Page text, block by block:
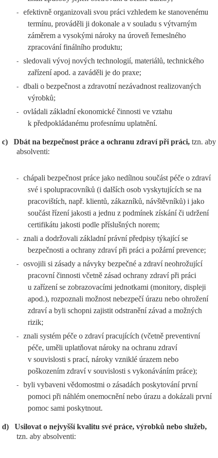
-
efektivně organizovali svou práci vzhledem ke stanovenému
termínu, prováděli ji dokonale a v souladu s výtvarným
záměrem a vysokými nároky na úroveň řemeslného
zpracování finálního produktu;
-
sledovali vývoj nových technologií, materiálů, technického
zařízení apod. a zaváděli je do praxe;
-
dbali o bezpečnost a zdravotní nezávadnost realizovaných
výrobků;
-
ovládali základní ekonomické činnosti ve vztahu
k předpokládanému profesnímu uplatnění.
c) Dbát na bezpečnost práce a ochranu zdraví při práci, tzn. aby
absolventi:
-
chápali bezpečnost práce jako nedílnou součást péče o zdraví
své i spolupracovníků (i dalších osob vyskytujících se na
pracovištích, např. klientů, zákazníků, návštěvníků) i jako
součást řízení jakosti a jednu z podmínek získání či udržení
certifikátu jakosti podle příslušných norem;
-
znali a dodržovali základní právní předpisy týkající se
bezpečnosti a ochrany zdraví při práci a požární prevence;
-
osvojili si zásady a návyky bezpečné a zdraví neohrožující
pracovní činnosti včetně zásad ochrany zdraví při práci
u zařízení se zobrazovacími jednotkami (monitory, displeji
apod.), rozpoznali možnost nebezpečí úrazu nebo ohrožení
zdraví a byli schopni zajistit odstranění závad a možných
rizik;
-
znali systém péče o zdraví pracujících (včetně preventivní
péče, uměli uplatňovat nároky na ochranu zdraví
v souvislosti s prací, nároky vzniklé úrazem nebo
poškozením zdraví v souvislosti s vykonáváním práce);
-
byli vybaveni vědomostmi o zásadách poskytování první
pomoci při náhlém onemocnění nebo úrazu a dokázali první
pomoc sami poskytnout.
d)
Usilovat o nejvyšší kvalitu své práce, výrobků nebo služeb,
tzn. aby absolventi: